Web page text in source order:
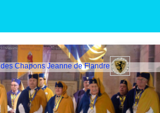
Chapons Jeanne de Flandre